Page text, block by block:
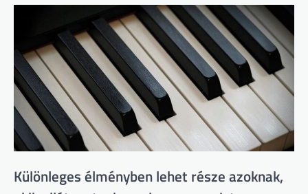
Különleges élményben lehet része azoknak,